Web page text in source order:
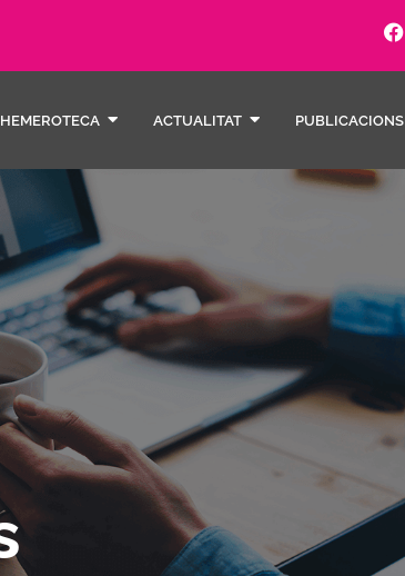
HEMEROTECA ACTUALITAT PUBLICACIONS